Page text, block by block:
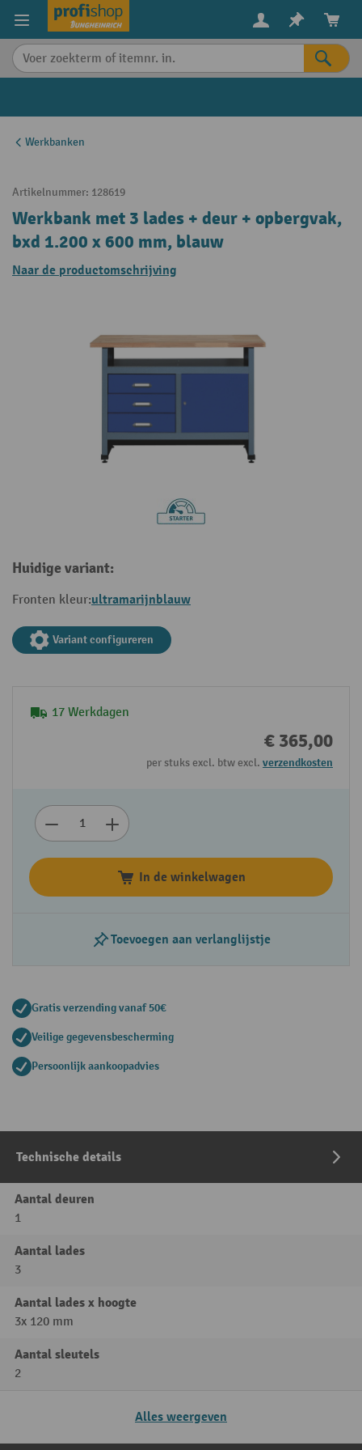
content
Werkbanken
Artikelnummer: 128619
Werkbank met 3 lades + deur + opbergvak,
bxd 1.200 x 600 mm, blauw
Naar de productomschrijving
Huidige variant:
Fronten kleur:ultramarijnblauw
Variant configureren
17 Werkdagen
€ 365,00
per stuks excl. btw excl. verzendkosten
In de winkelwagen
Toevoegen aan verlanglijstje
Gratis verzending vanaf 50€
Veilige gegevensbescherming
Persoonlijk aankoopadvies
Technische details
Aantal deuren
1
Aantal lades
3
Aantal lades x hoogte
3x 120 mm
Aantal sleutels
2
Alles weergeven